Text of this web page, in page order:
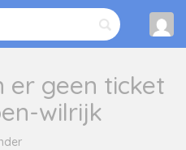
er geen ticket
wilrijk